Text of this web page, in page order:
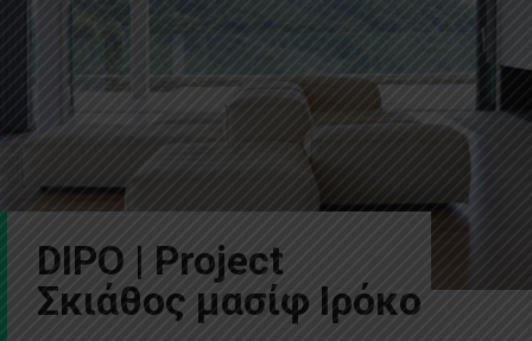
DIPO | Project
Σκιάθος μασίφ Ιρόκο